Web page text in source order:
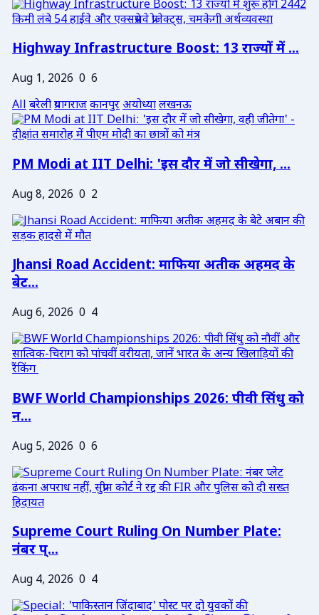
Highway Infrastructure Boost: 13 राज्यों में ...
Aug 1, 2026 0 6
Allबरेलीप्रयागराजकानपुरअयोध्यालखनऊ
PM Modi at IIT Delhi: 'इस दौर में जो सीखेगा, ...
Aug 8, 2026 0 2
Jhansi Road Accident: माफिया अतीक अहमद के
बेट...
Aug 6, 2026 0 4
BWF World Championships 2026: पीवी सिंधु को
न...
Aug 5, 2026 0 6
Supreme Court Ruling On Number Plate:
नंबर प्...
Aug 4, 2026 0 4